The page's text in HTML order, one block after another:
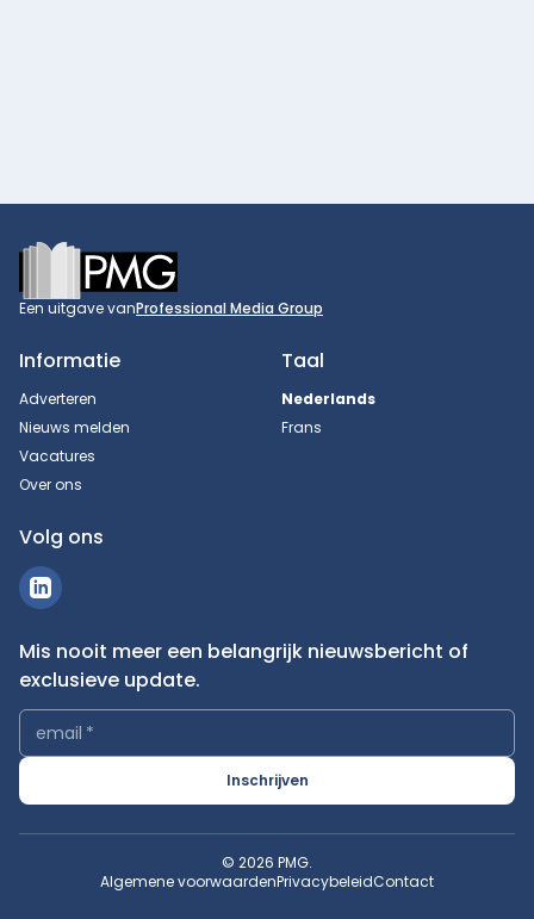
Footer
Een uitgave vanProfessional Media Group
Informatie
Adverteren
Nieuws melden
Vacatures
Over ons
Taal
Nederlands
Frans
Volg ons
Mis nooit meer een belangrijk nieuwsbericht of
exclusieve update.
email *
Inschrijven
© 2026 PMG.
Algemene voorwaardenPrivacybeleidContact